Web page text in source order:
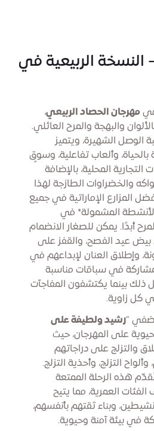
النسخة الربيعية في
في مهرجان الحصاد الربيعي،
والبهجة والمرح العائلي.
الوصل الشهيرة، ويتميز
بالحياة، وألعاب تفاعلية، وسوقٍ
المحلية، بالإضافة
والخضراوات الطازجة لهذا
المزارع الإماراتية في جميع
الأنشطة المشمولة* في
أبدًا. يمكن للصغار الانضمام
بيض عيد الفصح، والقفز على
وإطلاق العنان لإبداعهم في
في سباقات مناسبة
ذلك بينما يكتشفون المفاجآت
كل زاوية.
"رشيد ولطيفة على
على المهرجان، حيث
والتزلج على دراجاتهم
التزلج، وأحذية التزلج.
هذه الرحلة الممتعة
العمرية، مما يتيح
وبناء ثقتهم بأنفسهم،
في بيئة آمنة وحيوية.